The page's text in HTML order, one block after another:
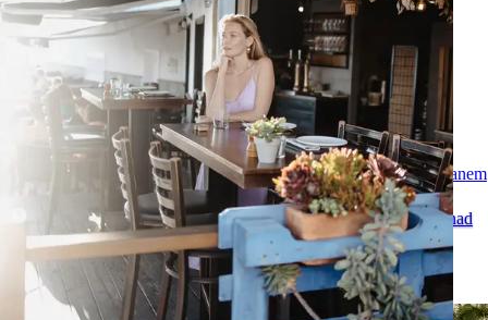
Fotograf na Teneryfie: romantyczna sesja zdjęciowa pary nad oceanem
Fotograf na Teneryfie dla par: romantyczna sesja zdjęciowa pary nad
oceanem, naturalne zdjęcia, wulkaniczne krajobrazy i wyjątkowa
pamiątka z wakacji.